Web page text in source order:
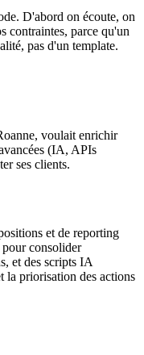
D'abord on écoute, on
contraintes, parce qu'un
pas d'un template.
voulait enrichir
(IA, APIs
ses clients.
et de reporting
consolider
et des scripts IA
la priorisation des actions